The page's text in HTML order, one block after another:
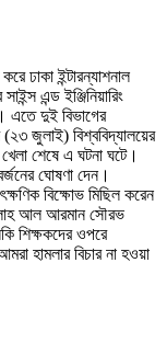
ঢাকা ইন্টারন্যাশনাল
এন্ড ইঞ্জিনিয়ারিং
এতে দুই বিভাগের
জুলাই) বিশ্ববিদ্যালয়ের
খেলা শেষে এ ঘটনা ঘটে।
ঘোষণা দেন।
বিক্ষোভ মিছিল করেন
আল আরমান সৌরভ
শিক্ষকদের ওপরে
হামলার বিচার না হওয়া